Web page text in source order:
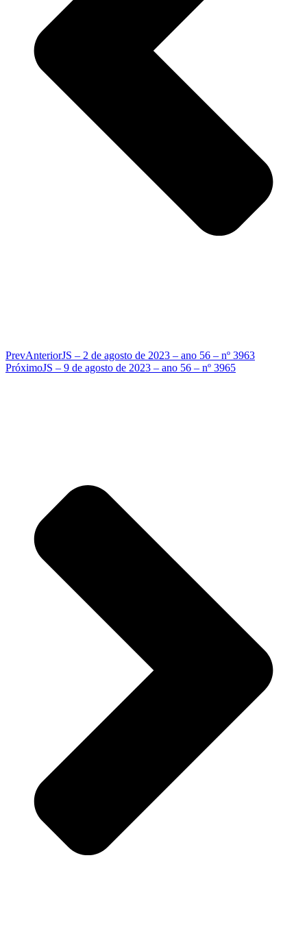
PrevAnteriorJS – 2 de agosto de 2023 – ano 56 – nº 3963
PróximoJS – 9 de agosto de 2023 – ano 56 – nº 3965